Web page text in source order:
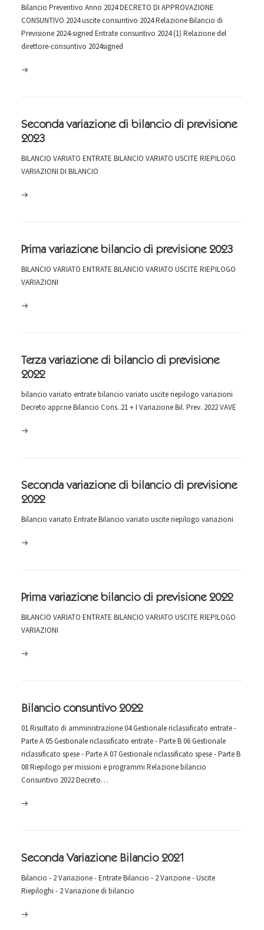
Bilancio Preventivo Anno 2024 DECRETO DI APPROVAZIONE
CONSUNTIVO 2024 uscite consuntivo 2024 Relazione Bilancio di
Previsione 2024-signed Entrate consuntivo 2024 (1) Relazione del
direttore-consuntivo 2024signed
Seconda variazione di bilancio di previsione
2023
BILANCIO VARIATO ENTRATE BILANCIO VARIATO USCITE RIEPILOGO
VARIAZIONI DI BILANCIO
Prima variazione bilancio di previsione 2023
BILANCIO VARIATO ENTRATE BILANCIO VARIATO USCITE RIEPILOGO
VARIAZIONI
Terza variazione di bilancio di previsione
2022
bilancio variato entrate bilancio variato uscite riepilogo variazioni
Decreto appr.ne Bilancio Cons. 21 + I Variazione Bil. Prev. 2022 VAVE
Seconda variazione di bilancio di previsione
2022
Bilancio variato Entrate Bilancio variato uscite riepilogo variazioni
Prima variazione bilancio di previsione 2022
BILANCIO VARIATO ENTRATE BILANCIO VARIATO USCITE RIEPILOGO
VARIAZIONI
Bilancio consuntivo 2022
01 Risultato di amministrazione 04 Gestionale riclassificato entrate -
Parte A 05 Gestionale riclassificato entrate - Parte B 06 Gestionale
riclassificato spese - Parte A 07 Gestionale riclassificato spese - Parte B
08 Riepilogo per missioni e programmi Relazione bilancio
Consuntivo 2022 Decreto…
Seconda Variazione Bilancio 2021
Bilancio - 2 Variazione - Entrate Bilancio - 2 Varizione - Uscite
Riepiloghi - 2 Variazione di bilancio